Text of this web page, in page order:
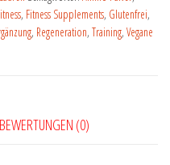
, Fitness Supplements, Glutenfrei,
, Regeneration, Training, Vegane
BEWERTUNGEN (0)